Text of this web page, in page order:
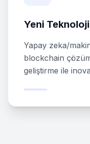
Yeni
Yapay zeka/
blockchain
geliştirme ile